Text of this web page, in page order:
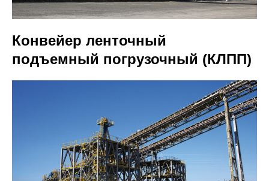
Конвейер ленточный
подъемный погрузочный (КЛПП)